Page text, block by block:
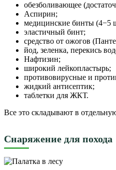
обезболивающее
Аспирин;
медицинские бинты (4−5
эластичный бинт;
средство от ожогов
йод, зеленка, перекись
Нафтизин;
широкий лейкопластырь;
противовирусные и
жидкий антисептик;
таблетки для ЖКТ.
Все это складывают в
Снаряжение для похода